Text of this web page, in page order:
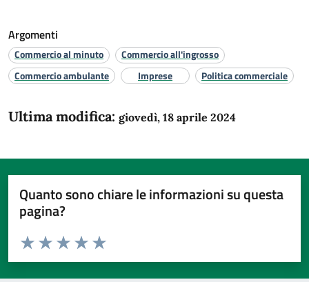
Argomenti
Commercio al minuto
Commercio all'ingrosso
Commercio ambulante
Imprese Politica commerciale
Ultima modifica: giovedì, 18 aprile 2024
Quanto sono chiare le informazioni su questa
pagina?
Domanda
Valuta da 1 a 5 stelle la pagina
Valuta 5 stelle su 5
Valuta 4 stelle su 5
Valuta 3 stelle su 5
Valuta 2 stelle su 5
Valuta 1 stelle su 5